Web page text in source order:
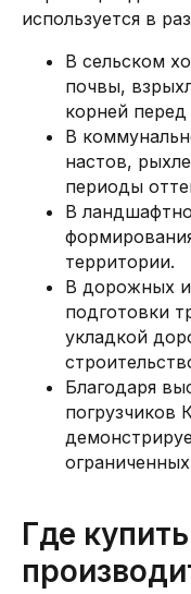
используется в
В сельском
почвы,
корней
В
настов,
периоды
В
территории.
В дорожных
подготовки
укладкой
Благодаря
погрузчиков
Где